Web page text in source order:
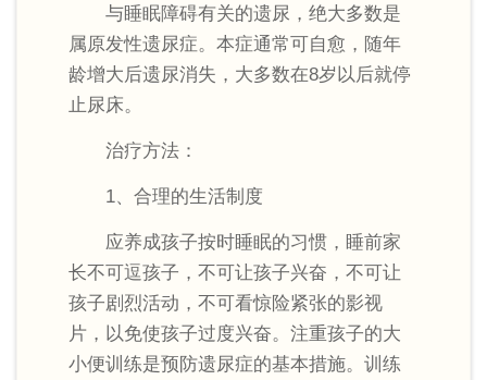
与睡眠障碍有关的遗尿，绝大多数是
属原发性遗尿症。本症通常可自愈，随年
龄增大后遗尿消失，大多数在8岁以后就停
止尿床。
治疗方法：
1、合理的生活制度
应养成孩子按时睡眠的习惯，睡前家
长不可逗孩子，不可让孩子兴奋，不可让
孩子剧烈活动，不可看惊险紧张的影视
片，以免使孩子过度兴奋。注重孩子的大
小便训练是预防遗尿症的基本措施。训练